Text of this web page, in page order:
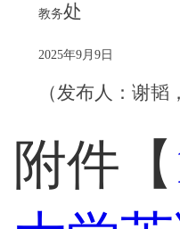
教务处
2025年9 月 9日
（发布人：谢韬，
附件【